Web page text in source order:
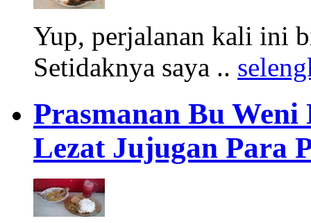
Yup, perjalanan kali ini
Setidaknya saya ..
Prasmanan Bu
Lezat Jujugan Para